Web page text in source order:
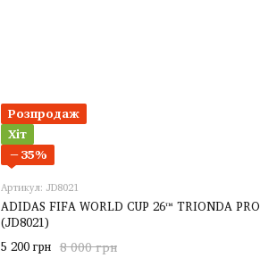
Розпродаж
Хіт
−35%
Артикул: JD8021
ADIDAS FIFA WORLD CUP 26™ TRIONDA PRO
(JD8021)
8 000 грн
5 200 грн